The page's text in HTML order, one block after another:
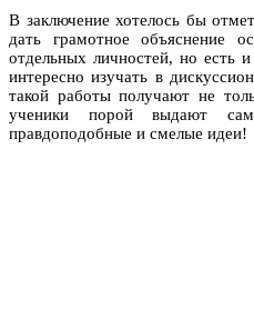
В заключение хотелось бы
дать грамотное объяснение
отдельных личностей, но есть
интересно изучать в
такой работы получают не
ученики порой выдают
правдоподобные и смелые идеи!